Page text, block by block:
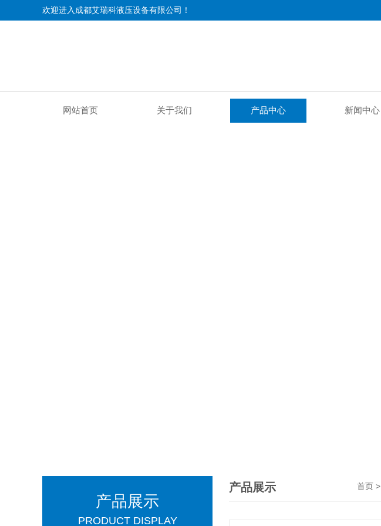
欢迎进入成都艾瑞科液压设备有限公司！
网站首页 关于我们 产品中心 新闻中心
产品展示
PRODUCT DISPLAY
产品展示 首页 >